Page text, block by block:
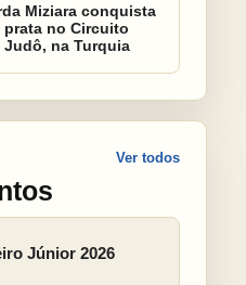
Miziara conquista
prata no Circuito
Judô, na Turquia
Ver todos
Júnior 2026